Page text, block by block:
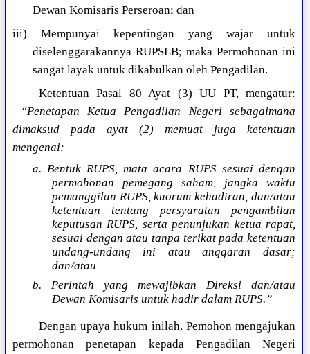
Dewan Komisaris Perseroan; dan
iii) Mempunyai kepentingan yang wajar untuk
diselenggarakannya RUPSLB; maka Permohonan ini
sangat layak untuk dikabulkan oleh Pengadilan.
Ketentuan Pasal 80 Ayat (3) UU PT, mengatur:
“Penetapan Ketua Pengadilan Negeri sebagaimana
dimaksud pada ayat (2) memuat juga ketentuan
mengenai:
a. Bentuk RUPS, mata acara RUPS sesuai dengan
permohonan pemegang saham, jangka waktu
pemanggilan RUPS, kuorum kehadiran, dan/atau
ketentuan tentang persyaratan pengambilan
keputusan RUPS, serta penunjukan ketua rapat,
sesuai dengan atau tanpa terikat pada ketentuan
undang-undang ini atau anggaran dasar;
dan/atau
b. Perintah yang mewajibkan Direksi dan/atau
Dewan Komisaris untuk hadir dalam RUPS.”
Dengan upaya hukum inilah, Pemohon mengajukan
permohonan penetapan kepada Pengadilan Negeri